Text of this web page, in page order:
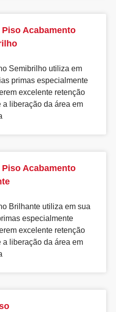
Acabamento
Semibrilho utiliza em
primas especialmente
excelente retenção
a liberação da área em
Acabamento
Brilhante utiliza em sua
especialmente
excelente retenção
a liberação da área em